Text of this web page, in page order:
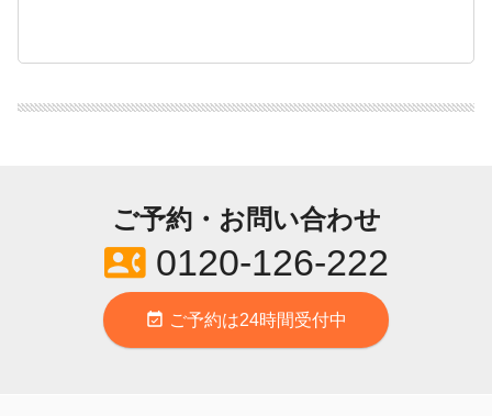
ご予約・お問い合わせ
contact_phone0120-126-222
event_available ご予約は24時間受付中